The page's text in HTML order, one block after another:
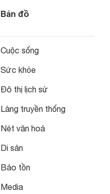
Bản đồ
Cuộc sống
Sức khỏe
Đô thị lịch sử
Làng truyền thống
Nét văn hoá
Di sản
Bảo tồn
Media